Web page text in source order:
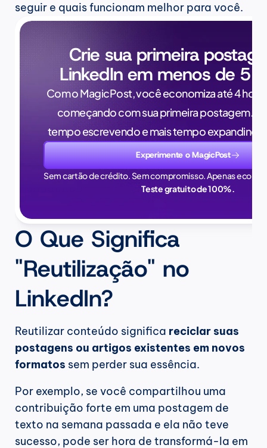
seguir e quais funcionam melhor para você.
Crie sua primeira
LinkedIn em menos de 5
Com o MagicPost, você economiza até 4
começando com sua primeira postagem.
tempo escrevendo e mais tempo
Experimente o MagicPost
Sem cartão de crédito. Sem compromisso. Apenas
Teste gratuito de 100%.
O Que Significa
"Reutilização" no
LinkedIn?
Reutilizar conteúdo significa reciclar suas
postagens ou artigos existentes em novos
formatos sem perder sua essência.
Por exemplo, se você compartilhou uma
contribuição forte em uma postagem de
texto na semana passada e ela não teve
sucesso, pode ser hora de transformá-la em